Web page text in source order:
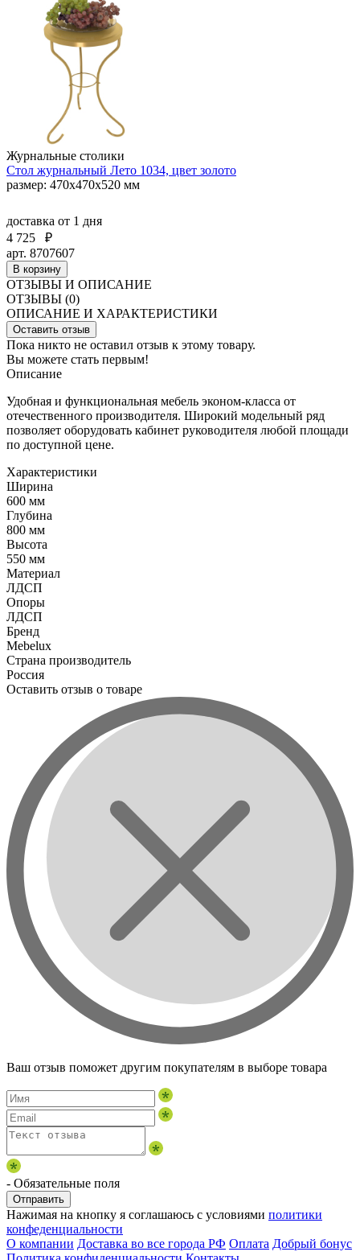
Журнальные столики
Стол журнальный Лето 1034, цвет золото
размер: 470х470х520 мм
доставка от 1 дня
4 725
₽
арт. 8707607
В корзину
ОТЗЫВЫ И ОПИСАНИЕ
ОТЗЫВЫ (0)
ОПИСАНИЕ И ХАРАКТЕРИСТИКИ
Оставить отзыв
Пока никто не оставил отзыв к этому товару.
Вы можете стать первым!
Описание
Удобная и функциональная мебель эконом-класса от
отечественного производителя. Широкий модельный ряд
позволяет оборудовать кабинет руководителя любой площади
по доступной цене.
Характеристики
Ширина
600 мм
Глубина
800 мм
Высота
550 мм
Материал
ЛДСП
Опоры
ЛДСП
Бренд
Mebelux
Страна производитель
Россия
Оставить отзыв о товаре
Ваш отзыв поможет другим покупателям в выборе товара
- Обязательные поля
Отправить
Нажимая на кнопку я соглашаюсь с условиями политики
конфеденциальности
О компании Доставка во все города РФ Оплата Добрый бонус